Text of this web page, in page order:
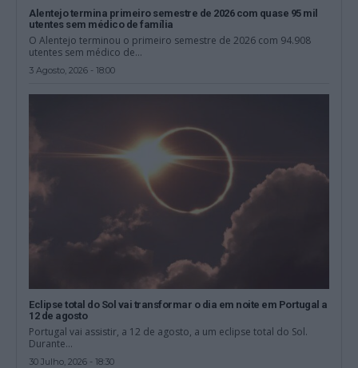
Alentejo termina primeiro semestre de 2026 com quase 95 mil
utentes sem médico de família
O Alentejo terminou o primeiro semestre de 2026 com 94.908
utentes sem médico de...
3 Agosto, 2026 - 18:00
Eclipse total do Sol vai transformar o dia em noite em Portugal a
12 de agosto
Portugal vai assistir, a 12 de agosto, a um eclipse total do Sol.
Durante...
30 Julho, 2026 - 18:30